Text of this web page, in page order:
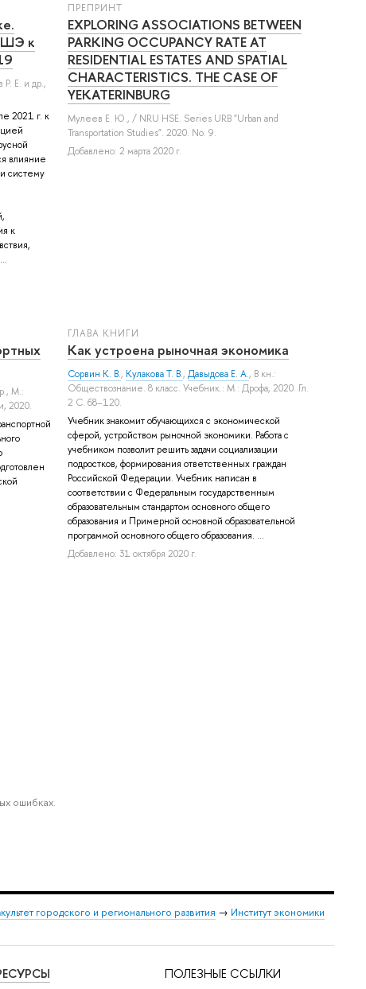
к
Р. Е. и др.,
2021 г. к
влияние
систему
к
ПРЕПРИНТ
EXPLORING ASSOCIATIONS BETWEEN
PARKING OCCUPANCY RATE AT
RESIDENTIAL ESTATES AND SPATIAL
CHARACTERISTICS. THE CASE OF
YEKATERINBURG
Мулеев Е. Ю., / NRU HSE. Series URB "Urban and
Transportation Studies". 2020. No. 9.
Добавлено: 2 марта 2020 г.
, М.:
2020.
ГЛАВА КНИГИ
Как устроена рыночная экономика
Сорвин К. В., Кулакова Т. В.,Давыдова Е. А., В кн.:
Обществознание. 8 класс. Учебник.: М.: Дрофа, 2020. Гл.
2 С. 68–120.
Учебник знакомит обучающихся с экономической
сферой, устройством рыночной экономики. Работа с
учебником позволит решить задачи социализации
подростков, формирования ответственных граждан
Российской Федерации. Учебник написан в
соответствии с Федеральным государственным
образовательным стандартом основного общего
образования и Примерной основной образовательной
программой основного общего образования. ...
Добавлено: 31 октября 2020 г.
ошибках.
городского и регионального развития → Институт экономики
ПОЛЕЗНЫЕ ССЫЛКИ